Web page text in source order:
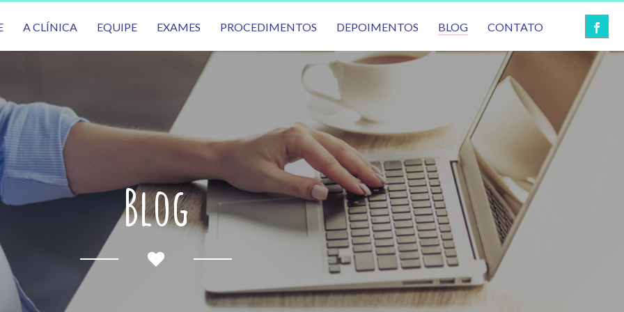
A CLÍNICA EQUIPE EXAMES PROCEDIMENTOS DEPOIMENTOS BLOG CONTATO
Blog